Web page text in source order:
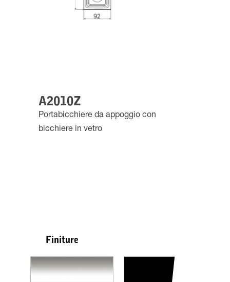
A2010Z
Portabicchiere da appoggio con
bicchiere in vetro
Finiture